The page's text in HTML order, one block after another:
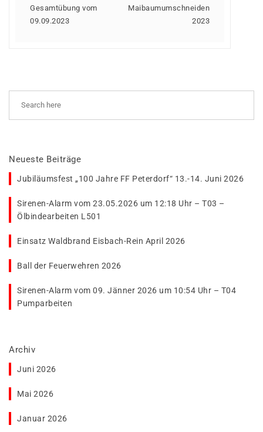
Gesamtübung vom
09.09.2023
Maibaumumschneiden
2023
Neueste Beiträge
Jubiläumsfest „100 Jahre FF Peterdorf“ 13.-14. Juni 2026
Sirenen-Alarm vom 23.05.2026 um 12:18 Uhr – T03 –
Ölbindearbeiten L501
Einsatz Waldbrand Eisbach-Rein April 2026
Ball der Feuerwehren 2026
Sirenen-Alarm vom 09. Jänner 2026 um 10:54 Uhr – T04
Pumparbeiten
Archiv
Juni 2026
Mai 2026
Januar 2026